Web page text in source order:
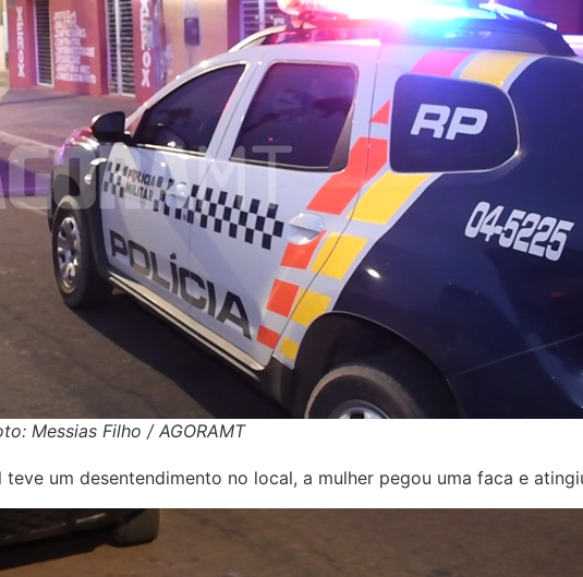
Messias Filho / AGORAMT
um desentendimento no local, a mulher pegou uma faca e